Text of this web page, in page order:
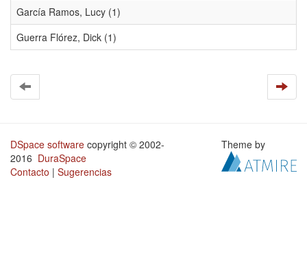
García Ramos, Lucy (1)
Guerra Flórez, Dick (1)
DSpace software copyright © 2002-
2016 DuraSpace
Contacto | Sugerencias
Theme by